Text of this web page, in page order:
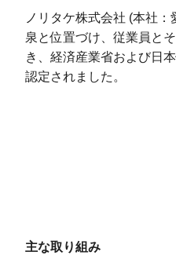
ノリタケ株式会社 (本社
泉と位置づけ、従業員と
き、経済産業省および日
認定されました。
主な取り組み